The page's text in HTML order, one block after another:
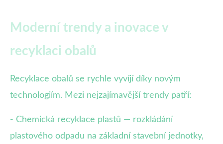
Moderní trendy a inovace v
recyklaci obalů
Recyklace obalů se rychle vyvíjí díky novým
technologiím. Mezi nejzajímavější trendy patří:
- Chemická recyklace plastů — rozkládání
plastového odpadu na základní stavební jednotky,